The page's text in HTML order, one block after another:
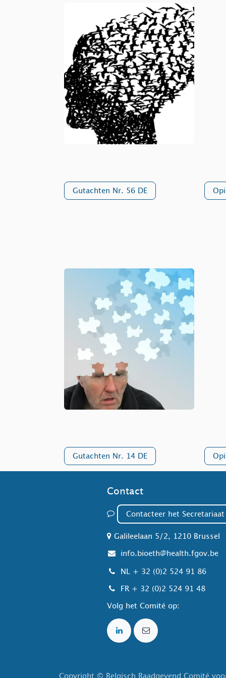
Gutachten Nr. 56 DE
Gutachten Nr. 14 DE
Contact
Contacteer het Secretar
Galileelaan 5/2, 1210 Brussel
info.bioeth@health.fgov.be
NL + 32 (0)2 524 91 86
FR + 32 (0)2 524 91 48
Volg het Comité op:
Copyright © Belgisch Raadgevend Comité